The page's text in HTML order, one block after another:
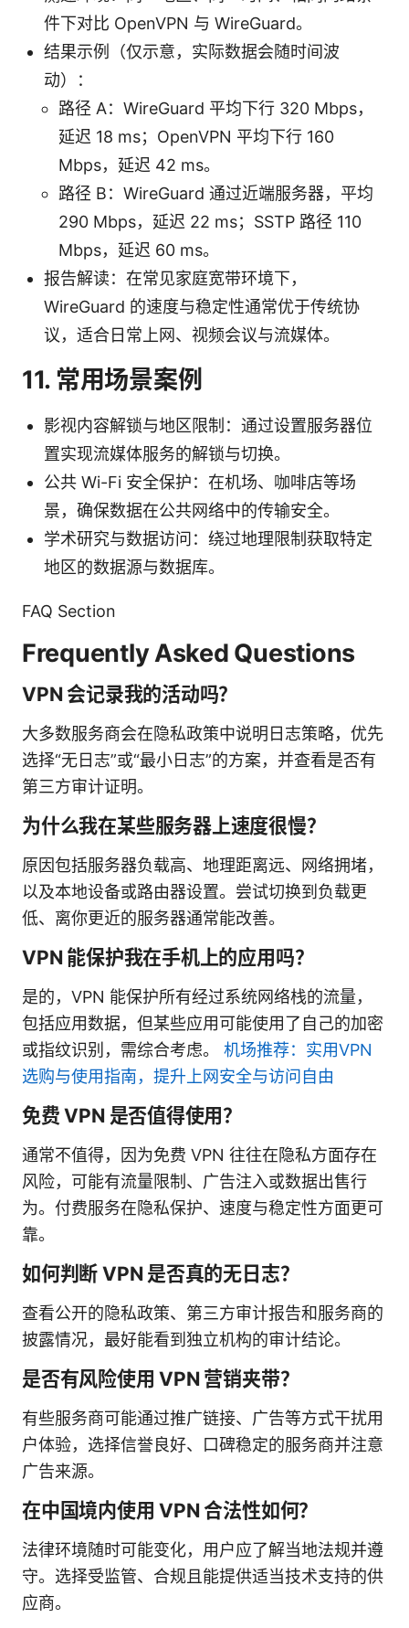
件下对比 OpenVPN 与 WireGuard。
结果示例（仅示意，实际数据会随时间波
动）：
路径 A：WireGuard 平均下行 320 Mbps，
延迟 18 ms；OpenVPN 平均下行 160
Mbps，延迟 42 ms。
路径 B：WireGuard 通过近端服务器，平均
290 Mbps，延迟 22 ms；SSTP 路径 110
Mbps，延迟 60 ms。
报告解读：在常见家庭宽带环境下，
WireGuard 的速度与稳定性通常优于传统协
议，适合日常上网、视频会议与流媒体。
11. 常用场景案例
影视内容解锁与地区限制：通过设置服务器位
置实现流媒体服务的解锁与切换。
公共 Wi-Fi 安全保护：在机场、咖啡店等场
景，确保数据在公共网络中的传输安全。
学术研究与数据访问：绕过地理限制获取特定
地区的数据源与数据库。
FAQ Section
Frequently Asked Questions
VPN 会记录我的活动吗？
大多数服务商会在隐私政策中说明日志策略，优先
选择“无日志”或“最小日志”的方案，并查看是否有
第三方审计证明。
为什么我在某些服务器上速度很慢？
原因包括服务器负载高、地理距离远、网络拥堵，
以及本地设备或路由器设置。尝试切换到负载更
低、离你更近的服务器通常能改善。
VPN 能保护我在手机上的应用吗？
是的，VPN 能保护所有经过系统网络栈的流量，
包括应用数据，但某些应用可能使用了自己的加密
或指纹识别，需综合考虑。 机场推荐：实用VPN
选购与使用指南，提升上网安全与访问自由
免费 VPN 是否值得使用？
通常不值得，因为免费 VPN 往往在隐私方面存在
风险，可能有流量限制、广告注入或数据出售行
为。付费服务在隐私保护、速度与稳定性方面更可
靠。
如何判断 VPN 是否真的无日志？
查看公开的隐私政策、第三方审计报告和服务商的
披露情况，最好能看到独立机构的审计结论。
是否有风险使用 VPN 营销夹带？
有些服务商可能通过推广链接、广告等方式干扰用
户体验，选择信誉良好、口碑稳定的服务商并注意
广告来源。
在中国境内使用 VPN 合法性如何？
法律环境随时可能变化，用户应了解当地法规并遵
守。选择受监管、合规且能提供适当技术支持的供
应商。